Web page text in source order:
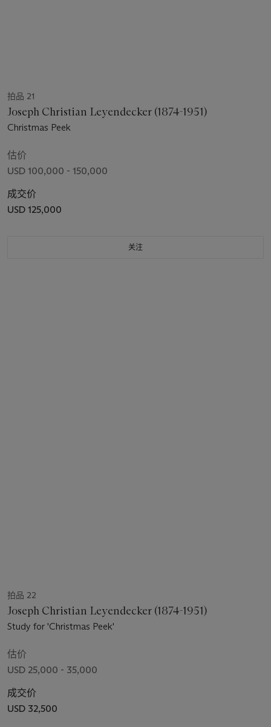
拍品 21
Joseph Christian Leyendecker (1874-1951)
Christmas Peek
估价
USD 100,000 - 150,000
成交价
USD 125,000
关注
拍品 22
Joseph Christian Leyendecker (1874-1951)
Study for 'Christmas Peek'
估价
USD 25,000 - 35,000
成交价
USD 32,500